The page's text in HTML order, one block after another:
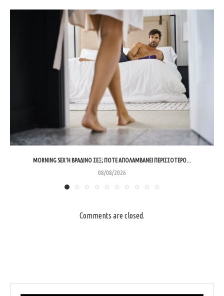
MORNING SEX Ή ΒΡΑΔΙΝΌ ΣΕΞ; ΠΌΤΕ ΑΠΟΛΑΜΒΆΝΕΙ ΠΕΡΙΣΣΌΤΕΡΟ...
08/08/2026
Comments are closed.